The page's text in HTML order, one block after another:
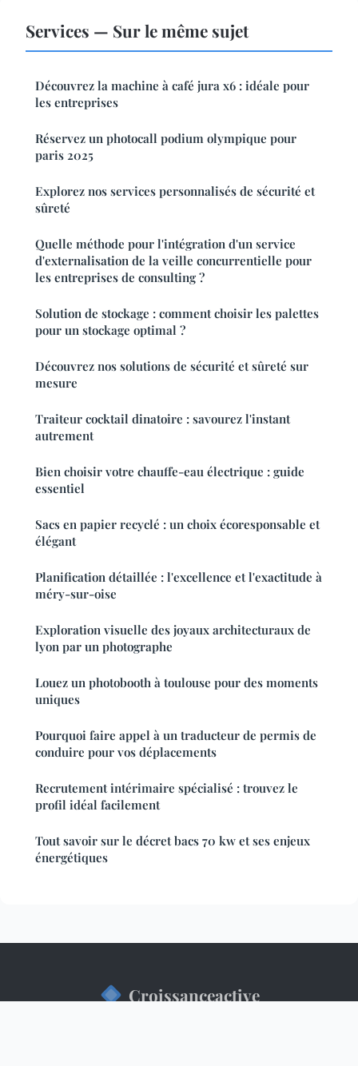
Services — Sur le même sujet
Découvrez la machine à café jura x6 : idéale pour
les entreprises
Réservez un photocall podium olympique pour
paris 2025
Explorez nos services personnalisés de sécurité et
sûreté
Quelle méthode pour l'intégration d'un service
d'externalisation de la veille concurrentielle pour
les entreprises de consulting ?
Solution de stockage : comment choisir les palettes
pour un stockage optimal ?
Découvrez nos solutions de sécurité et sûreté sur
mesure
Traiteur cocktail dinatoire : savourez l'instant
autrement
Bien choisir votre chauffe-eau électrique : guide
essentiel
Sacs en papier recyclé : un choix écoresponsable et
élégant
Planification détaillée : l'excellence et l'exactitude à
méry-sur-oise
Exploration visuelle des joyaux architecturaux de
lyon par un photographe
Louez un photobooth à toulouse pour des moments
uniques
Pourquoi faire appel à un traducteur de permis de
conduire pour vos déplacements
Recrutement intérimaire spécialisé : trouvez le
profil idéal facilement
Tout savoir sur le décret bacs 70 kw et ses enjeux
énergétiques
Croissanceactive